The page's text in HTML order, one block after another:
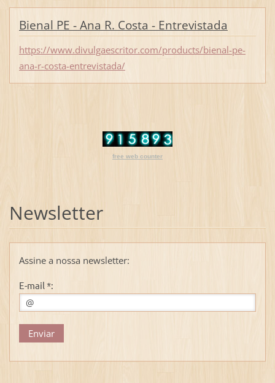
Bienal PE - Ana R. Costa - Entrevistada
https://www.divulgaescritor.com/products/bienal-pe-
ana-r-costa-entrevistada/
free web counter
Newsletter
Assine a nossa newsletter:
E-mail *: